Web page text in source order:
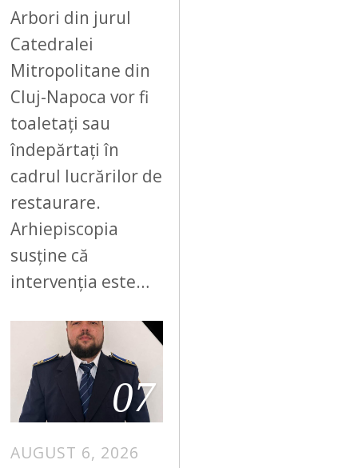
Arbori din jurul
Catedralei
Mitropolitane din
Cluj-Napoca vor fi
toaletați sau
îndepărtați în
cadrul lucrărilor de
restaurare.
Arhiepiscopia
susține că
intervenția este…
07
AUGUST 6, 2026